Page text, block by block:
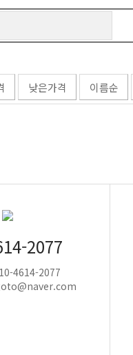
낮은가격 이름순
2077
4614-2077